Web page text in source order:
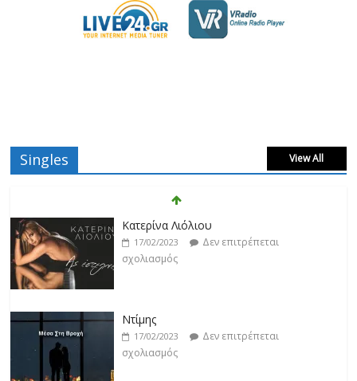
Singles View All
Κατερίνα Λιόλιου
17/02/2023
Δεν επιτρέπεται
σχολιασμός
Ντίμης
17/02/2023
Δεν επιτρέπεται
σχολιασμός